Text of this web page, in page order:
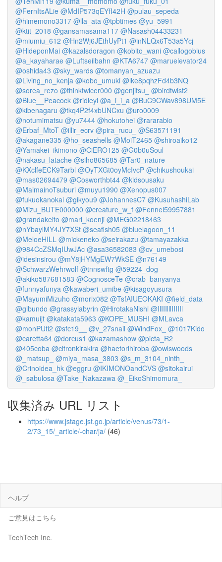
@FernItsALie @MdIP573qEYfI42H @pulau_sepeda
@himemono3317 @lla_ata @tpbtimes @yu_5991
@ktit_2018 @gansamasama117 @Nasash04433231
@miumiu_612 @Hn2Wj6JEthUyPt1 @inNLQx6T53a5Ycj
@HideponMai @kazalsdoragon @kobito_wani @callogobius
@a_kayaharae @Luftseilbahn @KTA6747 @maruelevator24
@oshida43 @sky_wards @tomanyan_azuazu
@Living_no_kenja @kobo_umuki @lke8pqhzFd4b3NQ
@sorea_rezo @thinktwicer000 @genjitsu_
@birdtwist2
@Blue__Peacock @ridleyi @a_i_i_a @BuC9CWav898UM5E
@kibenagaru @tkq4P2f4xbUNCxu @uro0009
@notumimatsu @yu7444 @hokutohei @rararabio
@Erbaf_MtoT @illir_ecrv @pira_rucu_
@S63571191
@akagane335 @ho_seashells @MoiT2465 @shiroaiko12
@Yamakei_ikimono @CiERO125 @G0b0uSoul
@nakasu_latache @siho865685 @Tar0_nature
@KXclfeECK9Tarbl @OyTXGt0oyMcIvcP @chikushoukai
@mas02694479 @Cosworthbt44 @kidsousaku
@MaimainoTsuburi @muyu1990 @Xenopus007
@fukuokanokai @gikyou9 @JohannesC7 @KusuhashiLab
@Mizu_BUTE000000 @creature_w_f @Fennel59957881
@grandakeito @mari_koenji @MEG02218463
@nYbaylMY4JY7XSt @seafish05 @bluelagoon_11
@MeloeHILL @mickeneko @seirakazu @tamayazakka
@984CcZSMqIUwJAc @asa36582083 @cv_umebosi
@idesinsirou @mY8jHYMgEW7WkSE @n76149
@SchwarzWehrwolf @tnnswftg @59224_dog
@akiko587681583 @CognosceTe @crab_banyanya
@funnyafunya @kawaberi_umibe @kisagoyusura
@MayumiMizuho @morix082 @TsfAIUEOKAKI @field_data
@gibundo @grassylabyrin @HirotakaNishi @IlIIIlllIIIIIl
@kamuijt @katakata5963 @KOPE_MUSHI @MLavca
@monPUti2 @sfc19__ @v_27snail @WindFox_ @1017Kido
@caretta64 @dorcus1 @kazamashow @picta_R2
@405coba @citronkirakira @haetorihiroba @owlswoods
@_matsup_ @miya_masa_3803 @s_m_3104_ninth_
@Crinoidea_hk @eggru @IKIMONOandCVS @sitokairui
@_sabulosa @Take_Nakazawa @_EikoShimomura_
収集済み URL リスト
https://www.jstage.jst.go.jp/article/venus/73/1-
2/73_15/_article/-char/ja/ (46)
ヘルプ
ご意見はこちら
TechTech Inc.